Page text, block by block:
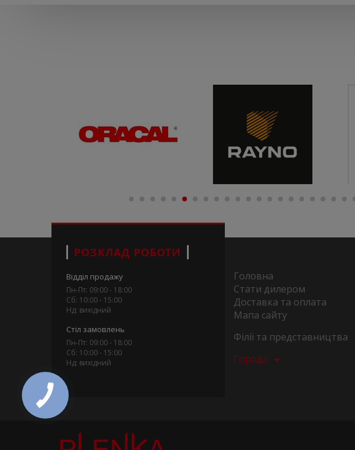
РОЗКЛАД РОБОТИ
Відділ продажу
Пн-Пт: 09:00 - 18:00
Сб: 10:00 - 15:00
Нд: вихідний
Стіл замовлень
Пн-Пт: 09:00 - 18:00
Сб: 10:00 - 15:00
Нд: вихідний
Головна
Стати дилером
Доставка та оплата
Мапа сайту
Філії та представництва
Города